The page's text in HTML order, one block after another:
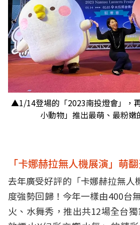
▲1/14登場的「2023南投燈會」，
小動物」推出最萌、最粉嫩
「卡娜赫拉無人機展演」萌
去年廣受好評的「卡娜赫拉無人
度強勢回歸！今年一樣由400台
火、水舞秀，推出共12場全台